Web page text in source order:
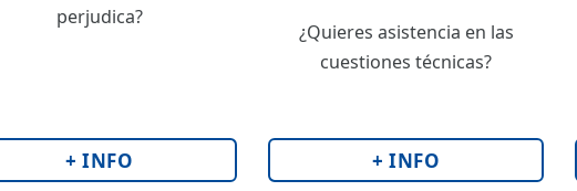
perjudica?
¿Quieres asistencia en las
cuestiones técnicas?
+ INFO + INFO